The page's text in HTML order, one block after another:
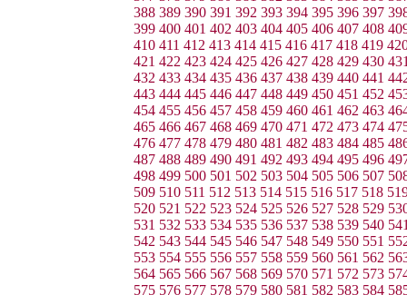
388 389 390 391 392 393 394 395 396 397
399 400 401 402 403 404 405 406 407 408
410 411 412 413 414 415 416 417 418 419
421 422 423 424 425 426 427 428 429 430
432 433 434 435 436 437 438 439 440 441
443 444 445 446 447 448 449 450 451 452
454 455 456 457 458 459 460 461 462 463
465 466 467 468 469 470 471 472 473 474
476 477 478 479 480 481 482 483 484 485
487 488 489 490 491 492 493 494 495 496
498 499 500 501 502 503 504 505 506 507
509 510 511 512 513 514 515 516 517 518
520 521 522 523 524 525 526 527 528 529
531 532 533 534 535 536 537 538 539 540
542 543 544 545 546 547 548 549 550 551
553 554 555 556 557 558 559 560 561 562
564 565 566 567 568 569 570 571 572 573
575 576 577 578 579 580 581 582 583 584